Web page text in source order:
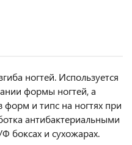
ногтей. Используется
формы ногтей, а
и типс на ногтях при
антибактериальными
боксах и сухожарах.